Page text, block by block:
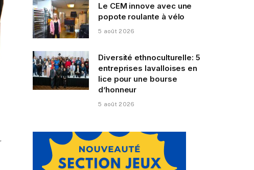
Le CEM innove avec une
popote roulante à vélo
5 août 2026
Diversité ethnoculturelle: 5
entreprises lavalloises en
lice pour une bourse
d’honneur
5 août 2026